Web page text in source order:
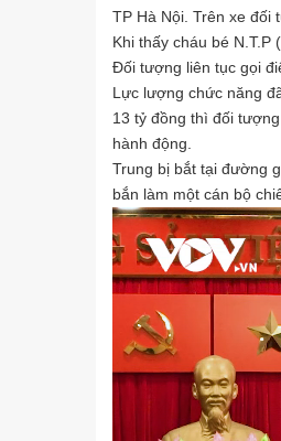
TP Hà Nội. Trên xe đối
Khi thấy cháu bé N.T.P
Đối tượng liên tục gọi
Lực lượng chức năng
13 tỷ đồng thì đối
hành động.
Trung bị bắt tại đường
bắn làm một cán bộ